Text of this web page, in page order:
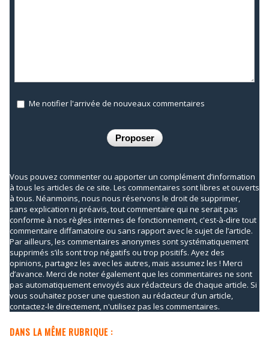
Me notifier l'arrivée de nouveaux commentaires
Vous pouvez commenter ou apporter un complément d’information
à tous les articles de ce site. Les commentaires sont libres et ouverts
à tous. Néanmoins, nous nous réservons le droit de supprimer,
sans explication ni préavis, tout commentaire qui ne serait pas
conforme à nos règles internes de fonctionnement, c'est-à-dire tout
commentaire diffamatoire ou sans rapport avec le sujet de l’article.
Par ailleurs, les commentaires anonymes sont systématiquement
supprimés s’ils sont trop négatifs ou trop positifs. Ayez des
opinions, partagez les avec les autres, mais assumez les ! Merci
d’avance. Merci de noter également que les commentaires ne sont
pas automatiquement envoyés aux rédacteurs de chaque article. Si
vous souhaitez poser une question au rédacteur d'un article,
contactez-le directement, n'utilisez pas les commentaires.
DANS LA MÊME RUBRIQUE :